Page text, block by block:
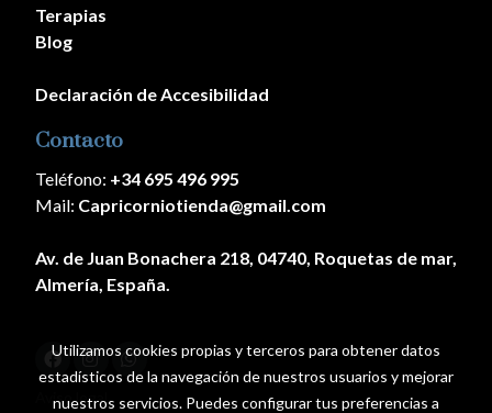
Terapias
Blog
Declaración de Accesibilidad
Contacto
Teléfono: +34 695 496 995
Mail: Capricorniotienda@gmail.com
Av. de Juan Bonachera 218, 04740, Roquetas de mar,
Almería, España.
Aviso legal
Utilizamos cookies propias y terceros para obtener datos
estadísticos de la navegación de nuestros usuarios y mejorar
nuestros servicios. Puedes configurar tus preferencias a